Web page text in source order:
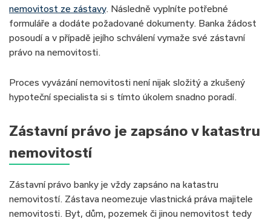
nemovitost ze zástavy. Následně vyplníte potřebné
formuláře a dodáte požadované dokumenty. Banka žádost
posoudí a v případě jejího schválení vymaže své zástavní
právo na nemovitosti.
Proces vyvázání nemovitosti není nijak složitý a zkušený
hypoteční specialista si s tímto úkolem snadno poradí.
Zástavní právo je zapsáno v katastru
nemovitostí
Zástavní právo banky je vždy zapsáno na katastru
nemovitostí. Zástava neomezuje vlastnická práva majitele
nemovitosti. Byt, dům, pozemek či jinou nemovitost tedy